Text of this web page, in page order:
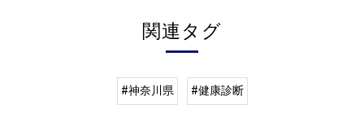
関連タグ
#神奈川県 #健康診断